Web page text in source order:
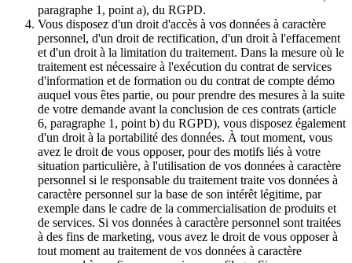
paragraphe 1, point a), du RGPD.
Vous disposez d'un droit d'accès à vos données à caractère
personnel, d'un droit de rectification, d'un droit à l'effacement
et d'un droit à la limitation du traitement. Dans la mesure où le
traitement est nécessaire à l'exécution du contrat de services
d'information et de formation ou du contrat de compte démo
auquel vous êtes partie, ou pour prendre des mesures à la suite
de votre demande avant la conclusion de ces contrats (article
6, paragraphe 1, point b) du RGPD), vous disposez également
d'un droit à la portabilité des données. À tout moment, vous
avez le droit de vous opposer, pour des motifs liés à votre
situation particulière, à l'utilisation de vos données à caractère
personnel si le responsable du traitement traite vos données à
caractère personnel sur la base de son intérêt légitime, par
exemple dans le cadre de la commercialisation de produits et
de services. Si vos données à caractère personnel sont traitées
à des fins de marketing, vous avez le droit de vous opposer à
tout moment au traitement de vos données à caractère